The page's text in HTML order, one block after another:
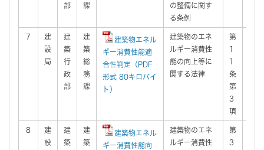
部
課
の整備に関す
る条例
7
建
設
局
建
築
行
政
部
建
築
総
務
課
建築物エネル
ギー消費性能適
合性判定（PDF
形式 80キロバイ
ト）
建築物のエネ
ルギー消費性
能の向上等に
関する法律
第
1
1
条
第
3
項
8
建
設
建
築
建
築
建築物エネル
ギー消費性能向
建築物のエネ
ルギー消費性
第
3